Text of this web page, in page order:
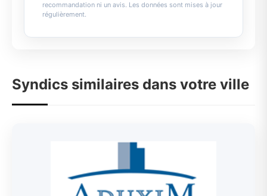
recommandation ni un avis. Les données sont mises à jour
régulièrement.
Syndics similaires dans votre ville